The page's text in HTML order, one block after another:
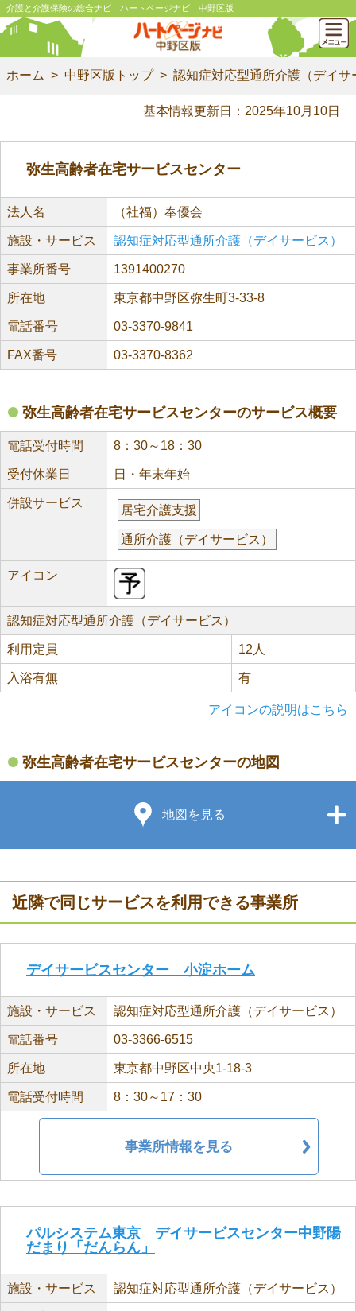
介護と介護保険の総合ナビ ハートページナビ 中野区版
ホーム 中野区版トップ 認知症対応型通所介護（デイサ
基本情報更新日：2025年10月10日
弥生高齢者在宅サービスセンター
法人名 （社福）奉優会
施設・サービス 認知症対応型通所介護（デイサービス）
事業所番号 1391400270
所在地 東京都中野区弥生町3-33-8
電話番号 03-3370-9841
FAX番号 03-3370-8362
弥生高齢者在宅サービスセンターのサービス概要
電話受付時間 8：30～18：30
受付休業日 日・年末年始
併設サービス
居宅介護支援
通所介護（デイサービス）
アイコン
認知症対応型通所介護（デイサービス）
利用定員 12人
入浴有無 有
アイコンの説明はこちら
弥生高齢者在宅サービスセンターの地図
地図を見る
近隣で同じサービスを利用できる事業所
デイサービスセンター 小淀ホーム
施設・サービス 認知症対応型通所介護（デイサービス）
電話番号 03-3366-6515
所在地 東京都中野区中央1-18-3
電話受付時間 8：30～17：30
事業所情報を見る
パルシステム東京 デイサービスセンター中野陽
だまり「だんらん」
施設・サービス 認知症対応型通所介護（デイサービス）